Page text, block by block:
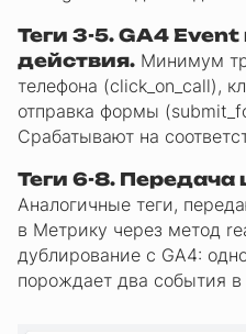
Теги 3-5. GA4
действия. Минимум
телефона (click_on_call),
отправка формы
Срабатывают на
Теги 6-8. Передача
Аналогичные теги,
в Метрику через метод
дублирование с GA4:
порождает два события в